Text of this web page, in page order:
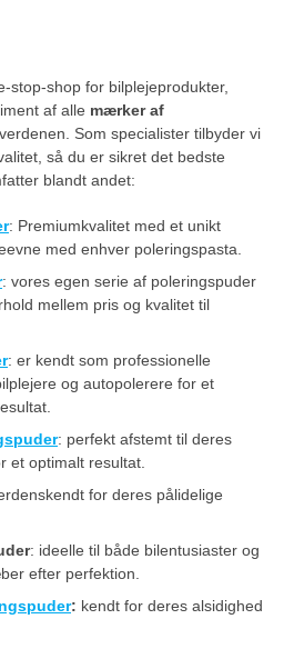
stop-shop for bilplejeprodukter,
af alle mærker af
Som specialister tilbyder vi
så du er sikret det bedste
blandt andet:
: Premiumkvalitet med et unikt
med enhver poleringspasta.
: vores egen serie af poleringspuder
mellem pris og kvalitet til
: er kendt som professionelle
og autopolerere for et
: perfekt afstemt til deres
et optimalt resultat.
for deres pålidelige
: ideelle til både bilentusiaster og
efter perfektion.
: kendt for deres alsidighed